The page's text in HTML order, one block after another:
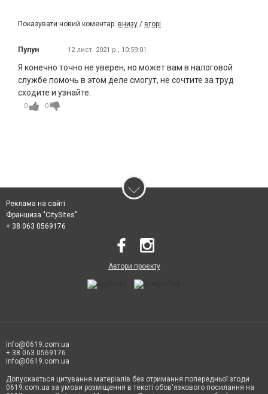
Показувати новий коментар: внизу / вгорі
Пупун 12 лист. 2021 р., 10:59:01
Я конечно точно не уверен, но может вам в налоговой
службе помочь в этом деле смогут, не сочтите за труд
сходите и узнайте.
0 0
Реклама на сайті
Франшиза "CitySites"
+ 38 063 0569176
Автори проєкту
info@0619.com.ua
+ 38 063 0569176
info@0619.com.ua
Допускається цитування матеріалів без отримання попередньої згоди
0619.com.ua за умови розміщення в тексті обов'язкового посилання на